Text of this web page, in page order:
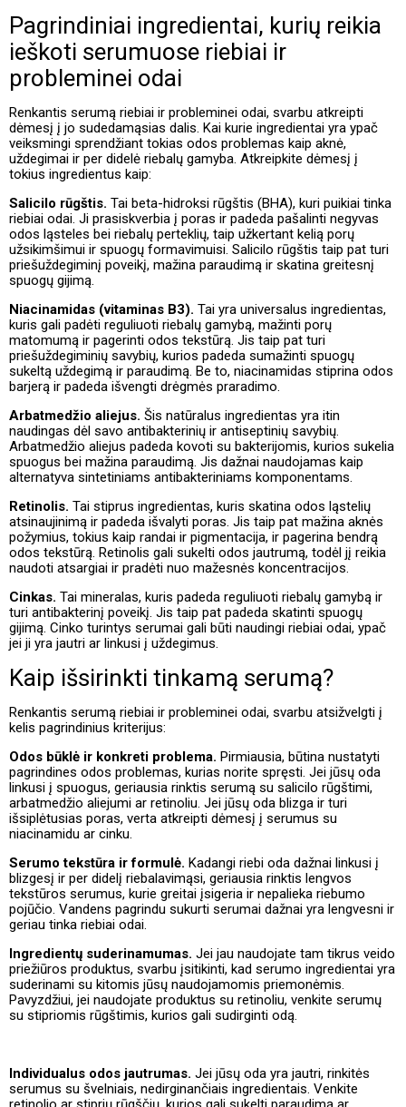
Pagrindiniai ingredientai, kurių reikia
ieškoti serumuose riebiai ir
probleminei odai
Renkantis serumą riebiai ir probleminei odai, svarbu atkreipti
dėmesį į jo sudedamąsias dalis. Kai kurie ingredientai yra ypač
veiksmingi sprendžiant tokias odos problemas kaip aknė,
uždegimai ir per didelė riebalų gamyba. Atkreipkite dėmesį į
tokius ingredientus kaip:
Salicilo rūgštis. Tai beta-hidroksi rūgštis (BHA), kuri puikiai tinka
riebiai odai. Ji prasiskverbia į poras ir padeda pašalinti negyvas
odos ląsteles bei riebalų perteklių, taip užkertant kelią porų
užsikimšimui ir spuogų formavimuisi. Salicilo rūgštis taip pat turi
priešuždegiminį poveikį, mažina paraudimą ir skatina greitesnį
spuogų gijimą.
Niacinamidas (vitaminas B3). Tai yra universalus ingredientas,
kuris gali padėti reguliuoti riebalų gamybą, mažinti porų
matomumą ir pagerinti odos tekstūrą. Jis taip pat turi
priešuždegiminių savybių, kurios padeda sumažinti spuogų
sukeltą uždegimą ir paraudimą. Be to, niacinamidas stiprina odos
barjerą ir padeda išvengti drėgmės praradimo.
Arbatmedžio aliejus. Šis natūralus ingredientas yra itin
naudingas dėl savo antibakterinių ir antiseptinių savybių.
Arbatmedžio aliejus padeda kovoti su bakterijomis, kurios sukelia
spuogus bei mažina paraudimą. Jis dažnai naudojamas kaip
alternatyva sintetiniams antibakteriniams komponentams.
Retinolis. Tai stiprus ingredientas, kuris skatina odos ląstelių
atsinaujinimą ir padeda išvalyti poras. Jis taip pat mažina aknės
požymius, tokius kaip randai ir pigmentacija, ir pagerina bendrą
odos tekstūrą. Retinolis gali sukelti odos jautrumą, todėl jį reikia
naudoti atsargiai ir pradėti nuo mažesnės koncentracijos.
Cinkas. Tai mineralas, kuris padeda reguliuoti riebalų gamybą ir
turi antibakterinį poveikį. Jis taip pat padeda skatinti spuogų
gijimą. Cinko turintys serumai gali būti naudingi riebiai odai, ypač
jei ji yra jautri ar linkusi į uždegimus.
Kaip išsirinkti tinkamą serumą?
Renkantis serumą riebiai ir probleminei odai, svarbu atsižvelgti į
kelis pagrindinius kriterijus:
Odos būklė ir konkreti problema. Pirmiausia, būtina nustatyti
pagrindines odos problemas, kurias norite spręsti. Jei jūsų oda
linkusi į spuogus, geriausia rinktis serumą su salicilo rūgštimi,
arbatmedžio aliejumi ar retinoliu. Jei jūsų oda blizga ir turi
išsiplėtusias poras, verta atkreipti dėmesį į serumus su
niacinamidu ar cinku.
Serumo tekstūra ir formulė. Kadangi riebi oda dažnai linkusi į
blizgesį ir per didelį riebalavimąsi, geriausia rinktis lengvos
tekstūros serumus, kurie greitai įsigeria ir nepalieka riebumo
pojūčio. Vandens pagrindu sukurti serumai dažnai yra lengvesni ir
geriau tinka riebiai odai.
Ingredientų suderinamumas. Jei jau naudojate tam tikrus veido
priežiūros produktus, svarbu įsitikinti, kad serumo ingredientai yra
suderinami su kitomis jūsų naudojamomis priemonėmis.
Pavyzdžiui, jei naudojate produktus su retinoliu, venkite serumų
su stipriomis rūgštimis, kurios gali sudirginti odą.
Individualus odos jautrumas. Jei jūsų oda yra jautri, rinkitės
serumus su švelniais, nedirginančiais ingredientais. Venkite